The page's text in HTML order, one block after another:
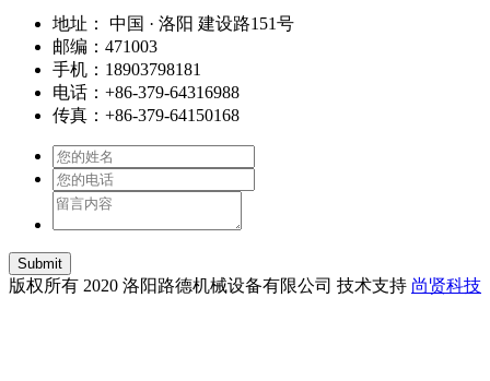
地址： 中国 · 洛阳 建设路151号
邮编：471003
手机：18903798181
电话：+86-379-64316988
传真：+86-379-64150168
Submit
版权所有 2020 洛阳路德机械设备有限公司 技术支持 尚贤科技